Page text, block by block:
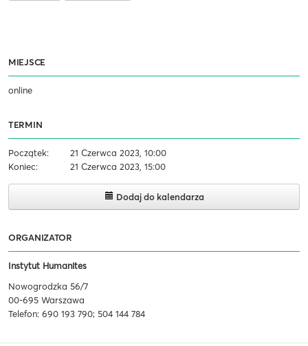
MIEJSCE
online
TERMIN
Początek:
21 Czerwca 2023, 10:00
Koniec:
21 Czerwca 2023, 15:00
Dodaj do kalendarza
ORGANIZATOR
Instytut Humanites
Nowogrodzka 56/7
00-695 Warszawa
Telefon: 690 193 790; 504 144 784